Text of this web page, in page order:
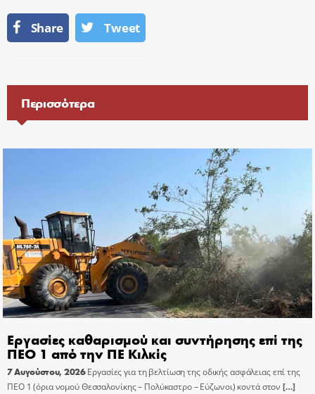
Share Tweet
Περισσότερα
Εργασίες καθαρισμού και συντήρησης επί της
ΠΕΟ 1 από την ΠΕ Κιλκίς
7 Αυγούστου, 2026 Εργασίες για τη βελτίωση της οδικής ασφάλειας επί της
ΠΕΟ 1 (όρια νομού Θεσσαλονίκης – Πολύκαστρο – Εύζωνοι) κοντά στον […]